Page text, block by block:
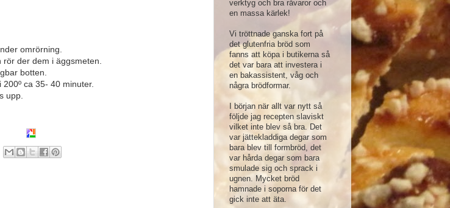
omrörning.
der dem i äggsmeten.
botten.
ca 35- 40 minuter.
upp.
verktyg och bra råvaror och
en massa kärlek!
Vi tröttnade ganska fort på
det glutenfria bröd som
fanns att köpa i butikerna så
det var bara att investera i
en bakassistent, våg och
några brödformar.
I början när allt var nytt så
följde jag recepten slaviskt
vilket inte blev så bra. Det
var jättekladdiga degar som
bara blev till formbröd, det
var hårda degar som bara
smulade sig och sprack i
ugnen. Mycket bröd
hamnade i soporna för det
gick inte att äta.